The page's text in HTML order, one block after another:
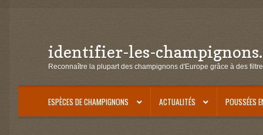
Aller
à
navigation
Aller
au
identifier-les-
Reconnaître la plupart des champignons d'Europe grâce à des
ESPÈCES DE CHAMPIGNONS ACTUALITÉS POUSSÉES